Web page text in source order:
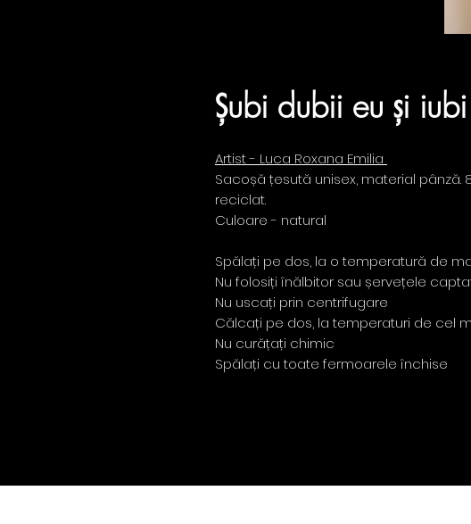
Șubi dubii eu și iubi
Artist - Luca Roxana Emilia
Sacoșă țesută unisex, material pânză.
reciclat.
Culoare - natural
Spălați pe dos, la o temperatură de
Nu folosiți înălbitor sau șervețele
Nu uscați prin centrifugare
Călcați pe dos, la temperaturi de cel
Nu curățați chimic
Spălați cu toate fermoarele închise